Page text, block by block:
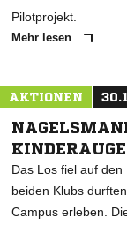
Pilotprojekt.
Mehr lesen
AKTIONEN
Das Los fiel auf
beiden Klubs
Campus erleben.